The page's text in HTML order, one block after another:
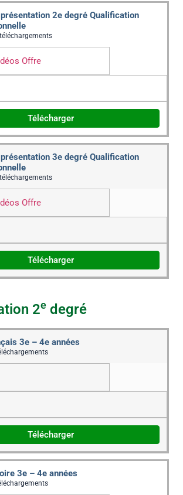
2e degré Qualification
Offre
Télécharger
3e degré Qualification
Offre
Télécharger
2e degré
3e – 4e années
Télécharger
3e – 4e années